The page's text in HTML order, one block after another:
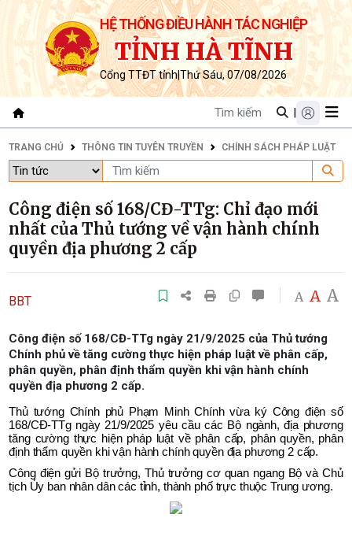
HỆ THỐNG ĐIỀU HÀNH TÁC NGHIỆP
TỈNH HÀ TĨNH
Cổng TTĐT tỉnh|Thứ Sáu, 07/08/2026
|
TRANG CHỦ THÔNG TIN TUYÊN TRUYỀN CHÍNH SÁCH PHÁP LUẬT
Công điện số 168/CĐ-TTg: Chỉ đạo mới
nhất của Thủ tướng về vận hành chính
quyền địa phương 2 cấp
BBT A A A
Công điện số 168/CĐ-TTg ngày 21/9/2025 của Thủ tướng
Chính phủ về tăng cường thực hiện pháp luật về phân cấp,
phân quyền, phân định thẩm quyền khi vận hành chính
quyền địa phương 2 cấp.
Thủ tướng Chính phủ Phạm Minh Chính vừa ký Công điện số
168/CĐ-TTg ngày 21/9/2025 yêu cầu các Bộ ngành, địa phương
tăng cường thực hiện pháp luật về phân cấp, phân quyền, phân
định thẩm quyền khi vận hành chính quyền địa phương 2 cấp.
Công điện gửi Bộ trưởng, Thủ trưởng cơ quan ngang Bộ và Chủ
tịch Ủy ban nhân dân các tỉnh, thành phố trực thuộc Trung ương.